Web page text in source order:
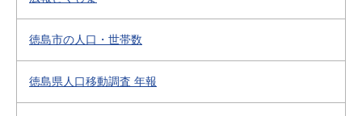
徳島市の人口・世帯数
徳島県人口移動調査 年報